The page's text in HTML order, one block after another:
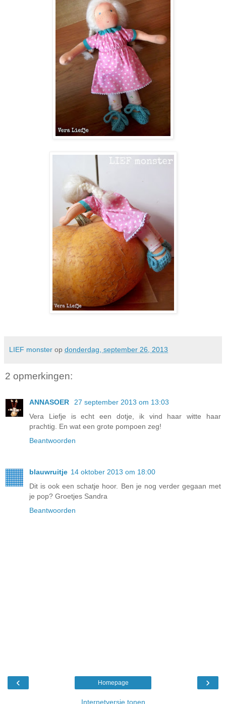
LIEF monster op donderdag, september 26, 2013
2 opmerkingen:
ANNASOER
27 september 2013 om 13:03
Vera Liefje is echt een dotje, ik vind haar witte haar
prachtig. En wat een grote pompoen zeg!
Beantwoorden
blauwruitje 14 oktober 2013 om 18:00
Dit is ook een schatje hoor. Ben je nog verder gegaan met
je pop? Groetjes Sandra
Beantwoorden
‹ ›
Homepage
Internetversie tonen